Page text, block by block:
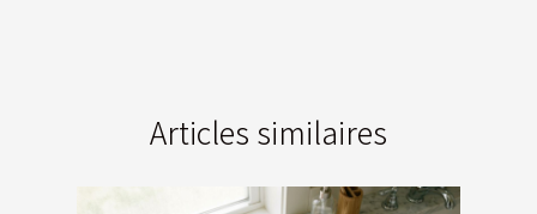
Articles similaires